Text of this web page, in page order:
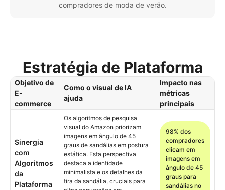
compradores de moda de verão.
Estratégia de Plataforma
Objetivo de
E-
commerce
Como o visual de IA
ajuda
Impacto nas
métricas
principais
Sinergia
com
Algoritmos
da
Plataforma
Os algoritmos de pesquisa
visual do Amazon priorizam
imagens em ângulo de 45
graus de sandálias em postura
estática. Esta perspectiva
destaca a identidade
minimalista e os detalhes da
tira da sandália, cruciais para
98% dos
compradores
clicam em
imagens em
ângulo de 45
graus para
sandálias no